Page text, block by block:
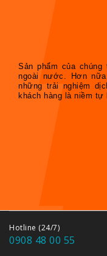
Sản phẩm của
ngoài nước. Hơn
những trải nghiệm
khách hàng là niềm tự
Hotline (24/7)
0908 48 00 55